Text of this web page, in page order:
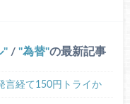
/ 為替 の最新記事
言経て150円トライか